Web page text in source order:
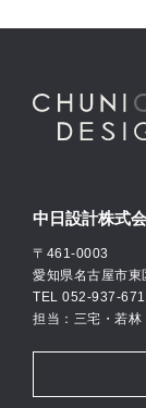
スパート設計士が
応できる設計体制
す。中日設計株式
〒461-0003
愛知県名古屋市
TEL 052-937-
担当：三宅・若林